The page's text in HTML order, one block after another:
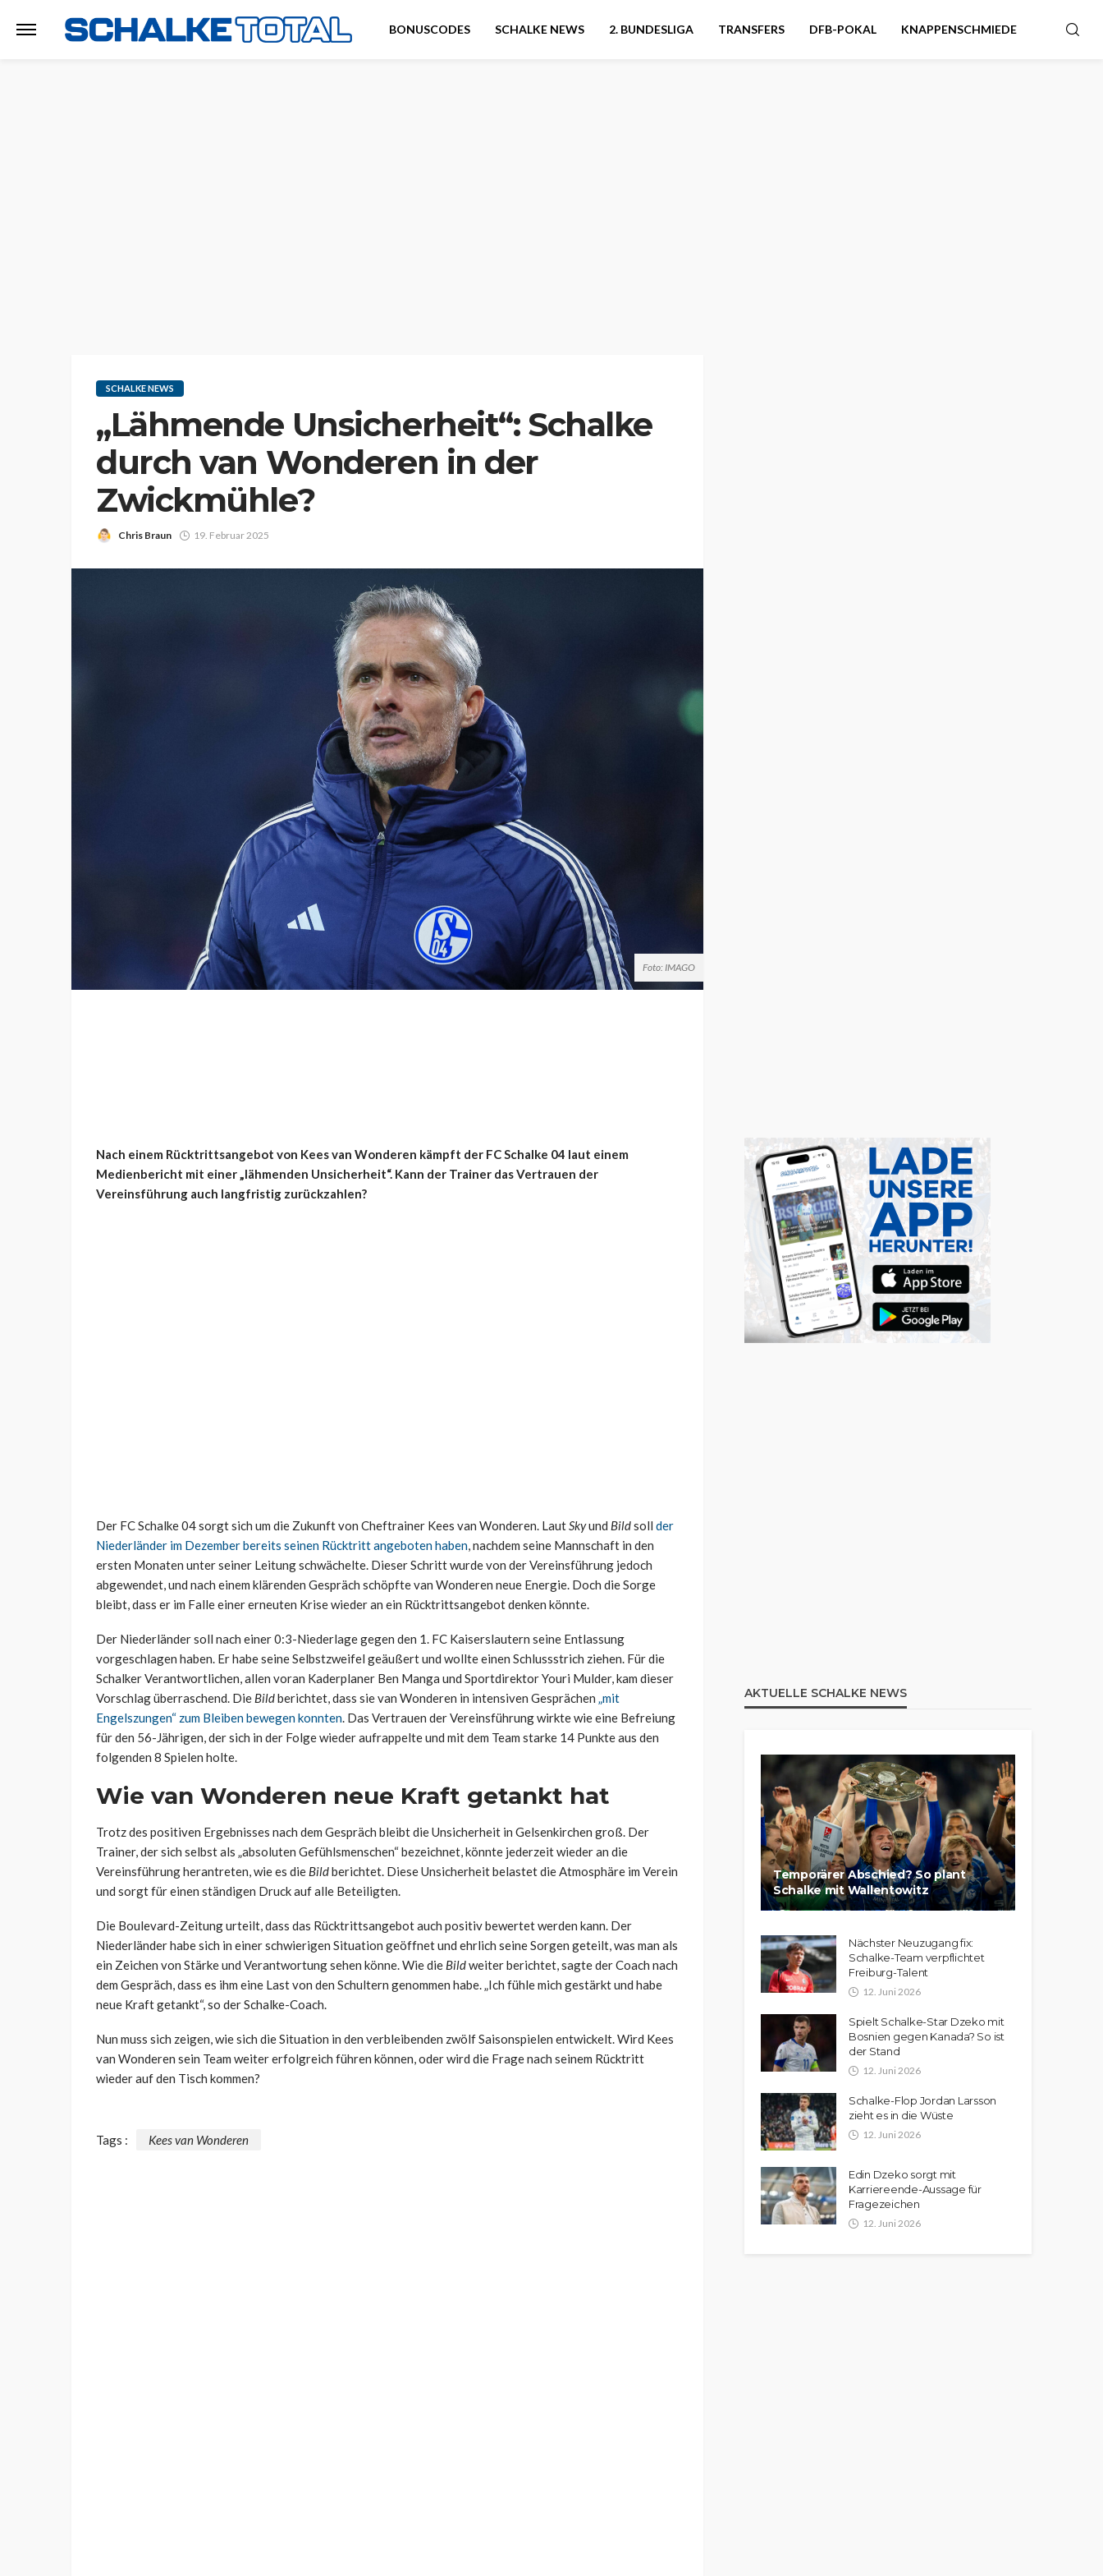
BONUSCODES SCHALKE NEWS 2. BUNDESLIGA TRANSFERS DFB-POKAL KNAPPENSCHMIEDE
SCHALKE NEWS
„Lähmende Unsicherheit“: Schalke
durch van Wonderen in der
Zwickmühle?
Chris Braun 19. Februar 2025
Foto: IMAGO
Nach einem Rücktrittsangebot von Kees van Wonderen kämpft der FC Schalke 04 laut einem
Medienbericht mit einer „lähmenden Unsicherheit“. Kann der Trainer das Vertrauen der
Vereinsführung auch langfristig zurückzahlen?
Der FC Schalke 04 sorgt sich um die Zukunft von Cheftrainer Kees van Wonderen. LautSkyund Bildsoll der
Niederländer im Dezember bereits seinen Rücktritt angeboten haben, nachdem seine Mannschaft in den
ersten Monaten unter seiner Leitung schwächelte. Dieser Schritt wurde von der Vereinsführung jedoch
abgewendet, und nach einem klärenden Gespräch schöpfte van Wonderen neue Energie. Doch die Sorge
bleibt, dass er im Falle einer erneuten Krise wieder an ein Rücktrittsangebot denken könnte.
Der Niederländer soll nach einer 0:3-Niederlage gegen den 1. FC Kaiserslautern seine Entlassung
vorgeschlagen haben. Er habe seine Selbstzweifel geäußert und wollte einen Schlussstrich ziehen. Für die
Schalker Verantwortlichen, allen voran Kaderplaner Ben Manga und Sportdirektor Youri Mulder, kam dieser
Vorschlag überraschend. Die Bildberichtet, dass sie van Wonderen in intensiven Gesprächen „mit
Engelszungen“ zum Bleiben bewegen konnten. Das Vertrauen der Vereinsführung wirkte wie eine Befreiung
für den 56-Jährigen, der sich in der Folge wieder aufrappelte und mit dem Team starke 14 Punkte aus den
folgenden 8 Spielen holte.
Wie van Wonderen neue Kraft getankt hat
Trotz des positiven Ergebnisses nach dem Gespräch bleibt die Unsicherheit in Gelsenkirchen groß. Der
Trainer, der sich selbst als „absoluten Gefühlsmenschen“ bezeichnet, könnte jederzeit wieder an die
Vereinsführung herantreten, wie es die Bildberichtet. Diese Unsicherheit belastet die Atmosphäre im Verein
und sorgt für einen ständigen Druck auf alle Beteiligten.
Die Boulevard-Zeitung urteilt, dass das Rücktrittsangebot auch positiv bewertet werden kann. Der
Niederländer habe sich in einer schwierigen Situation geöffnet und ehrlich seine Sorgen geteilt, was man als
ein Zeichen von Stärke und Verantwortung sehen könne. Wie die Bildweiter berichtet, sagte der Coach nach
dem Gespräch, dass es ihm eine Last von den Schultern genommen habe. „Ich fühle mich gestärkt und habe
neue Kraft getankt“, so der Schalke-Coach.
Nun muss sich zeigen, wie sich die Situation in den verbleibenden zwölf Saisonspielen entwickelt. Wird Kees
van Wonderen sein Team weiter erfolgreich führen können, oder wird die Frage nach seinem Rücktritt
wieder auf den Tisch kommen?
Tags : Kees van Wonderen
AKTUELLE SCHALKE NEWS
Temporärer Abschied? So plant
Schalke mit Wallentowitz
Nächster Neuzugang fix:
Schalke-Team verpflichtet
Freiburg-Talent
12. Juni 2026
Spielt Schalke-Star Dzeko mit
Bosnien gegen Kanada? So ist
der Stand
12. Juni 2026
Schalke-Flop Jordan Larsson
zieht es in die Wüste
12. Juni 2026
Edin Dzeko sorgt mit
Karriereende-Aussage für
Fragezeichen
12. Juni 2026